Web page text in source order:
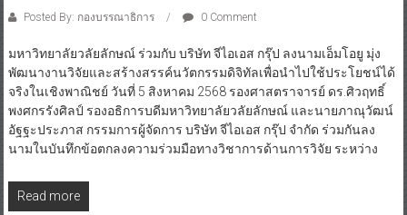
Posted By: กองบรรณาธิการ 0 Comment
มหาวิทยาลัยวลัยลักษณ์ ร่วมกับ บริษัท จีไอเอส กรุ๊ป ลงนามเอ็มโอยู มุ่ง
พัฒนางานวิจัยและสร้างสรรค์นวัตกรรมดิจิทัลเพื่อนำไปใช้ประโยชน์ได้
จริงในเชิงพาณิชย์ วันที่ 5 สิงหาคม 2568 รองศาสตราจารย์ ดร.ศิวฤทธิ์
พงศกรรังศิลป์ รองอธิการบดีมหาวิทยาลัยวลัยลักษณ์ และนายภาณุวัฒน์
อัฐฐะประภาส กรรมการผู้จัดการ บริษัท จีไอเอส กรุ๊ป จำกัด ร่วมกันลง
นามในบันทึกข้อตกลงความร่วมมือทางวิชาการด้านการวิจัย ระหว่าง
Read more